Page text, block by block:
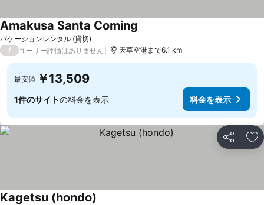
バケーションレンタル (貸切)
Amakusa Santa Coming
/ ユーザー評価はありません 天草空港まで6.1 km
最安値 ￥13,509
1件のサイトの料金を表示 料金を表示
シェア お
Kagetsu (hondo)